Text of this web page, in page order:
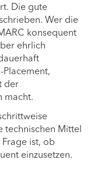
Die gute
Wer die
konsequent
ehrlich
der
macht.
technischen Mittel
ist, ob
einzusetzen.